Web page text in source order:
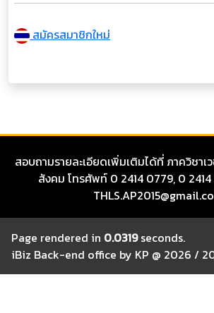
สมัครสมาชิกใหม่
สอบถามรายละเอียดเพิ่มเติมได้ที่ ภาควิชา
สังคม โทรศัพท์ 0 2414 0779, 0
Page rendered in 0.0319seconds.
iBiz Back-end office by KP @ 2026 /